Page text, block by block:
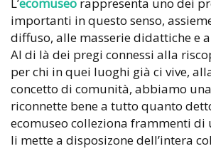
L’ecomuseo rappresenta uno dei
importanti in questo senso,
diffuso, alle masserie didattiche e
Al di là dei pregi connessi alla
per chi in quei luoghi già ci vive,
concetto di comunità, abbiamo
riconnette bene a tutto quanto
ecomuseo colleziona frammenti
li mette a disposizone dell’intera